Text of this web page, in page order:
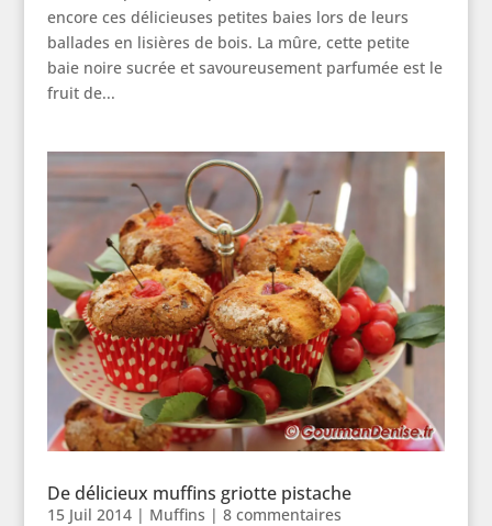
encore ces délicieuses petites baies lors de leurs
ballades en lisières de bois. La mûre, cette petite
baie noire sucrée et savoureusement parfumée est le
fruit de...
De délicieux muffins griotte pistache
15 Juil 2014| Muffins | 8 commentaires